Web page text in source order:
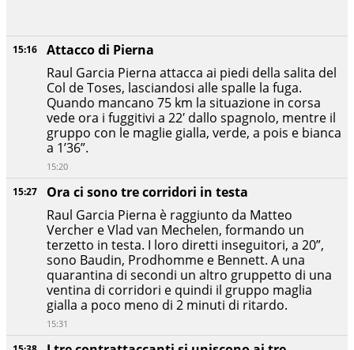
15:27
Ora ci sono tre corridori in testa
Raul Garcia Pierna è raggiunto da Matteo
Vercher e Vlad van Mechelen, formando un
terzetto in testa. I loro diretti inseguitori, a 20”,
sono Baudin, Prodhomme e Bennett. A una
quarantina di secondi un altro gruppetto di una
ventina di corridori e quindi il gruppo maglia
gialla a poco meno di 2 minuti di ritardo.
15:31
15:16
Attacco di Pierna
Raul Garcia Pierna attacca ai piedi della salita del
Col de Toses, lasciandosi alle spalle la fuga.
Quando mancano 75 km la situazione in corsa
vede ora i fuggitivi a 22′ dallo spagnolo, mentre il
gruppo con le maglie gialla, verde, a pois e bianca
a 1’36”.
15:20